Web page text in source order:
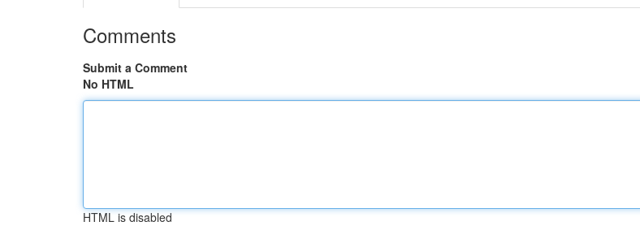
Comments
Submit a Comment
No HTML
HTML is disabled